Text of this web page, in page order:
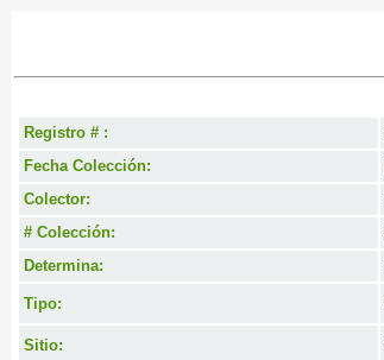
Registro # :
Fecha Colección:
Colector:
# Colección:
Determina:
Tipo:
Sitio: